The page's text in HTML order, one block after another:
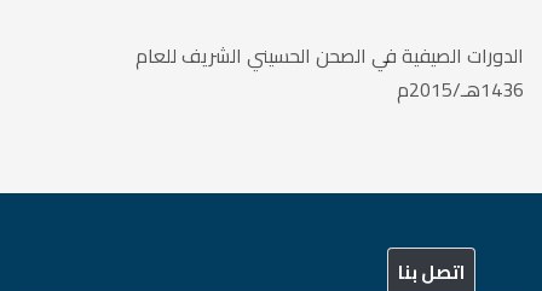
الدورات الصيفية في الصحن الحسيني الشريف للعام
1436هـ/2015م
اتصل بنا